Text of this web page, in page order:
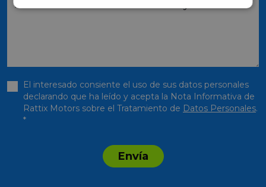
El interesado consiente el uso de sus datos personales
declarando que ha leído y acepta la Nota Informativa de
Rattix Motors sobre el Tratamiento de Datos Personales.
*
Envía